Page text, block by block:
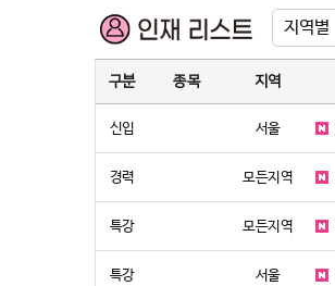
구분 종목 지역
신입 서울
경력 모든지역
특강 모든지역
특강 서울